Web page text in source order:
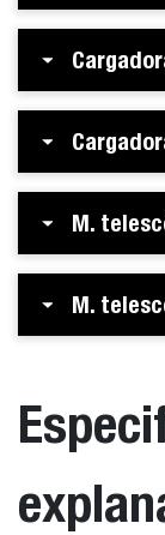
M.
M.